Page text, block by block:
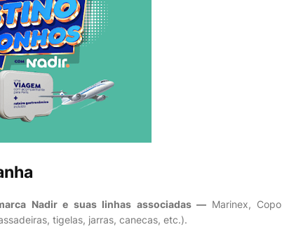
Nadir e suas linhas associadas — Marinex, Copo
tigelas, jarras, canecas, etc.).